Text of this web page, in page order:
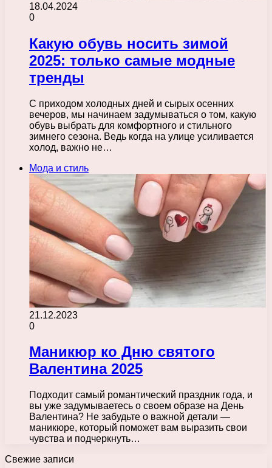
18.04.2024
0
Какую обувь носить зимой
2025: только самые модные
тренды
С приходом холодных дней и сырых осенних
вечеров, мы начинаем задумываться о том, какую
обувь выбрать для комфортного и стильного
зимнего сезона. Ведь когда на улице усиливается
холод, важно не…
Мода и стиль
21.12.2023
0
Маникюр ко Дню святого
Валентина 2025
Подходит самый романтический праздник года, и
вы уже задумываетесь о своем образе на День
Валентина? Не забудьте о важной детали —
маникюре, который поможет вам выразить свои
чувства и подчеркнуть…
Свежие записи